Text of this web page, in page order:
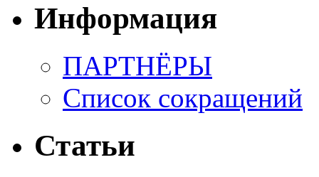
Информация
ПАРТНЁРЫ
Список сокращений
Статьи